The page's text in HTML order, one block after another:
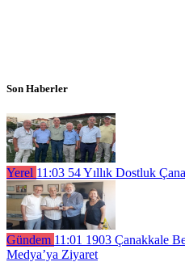
Son Haberler
Yerel 11:03 54 Yıllık Dostluk
Gündem 11:01 1903 Çanakkale
Medya’ya Ziyaret